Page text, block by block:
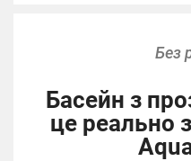
Без
Басейн з
це реально